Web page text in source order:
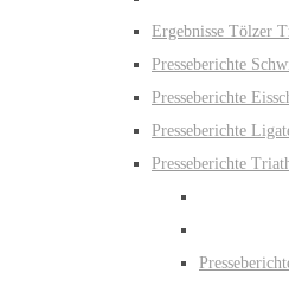
Ergebnisse Tölzer
Presseberichte
Presseberichte
Presseberichte
Presseberichte